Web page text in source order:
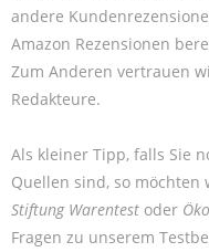
andere
Amazon Rezensionen
Zum Anderen vertrauen
Redakteure.
Als kleiner Tipp, falls Sie
Quellen sind, so möchten
Stiftung Warentest oder
Fragen zu unserem